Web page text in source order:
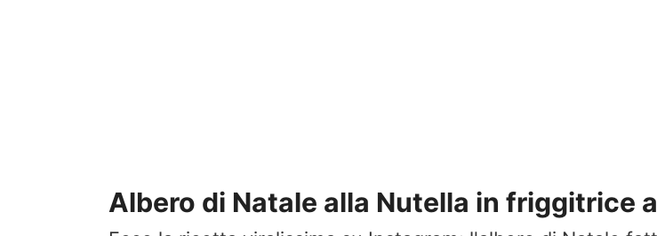
Albero di Natale alla Nutella in friggitrice